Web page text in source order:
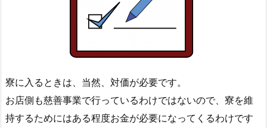
寮に入るときは、当然、対価が必要です。
お店側も慈善事業で行っているわけではないので、寮を維
持するためにはある程度お金が必要になってくるわけです